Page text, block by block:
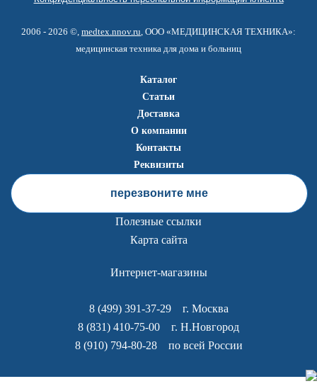
2006 - 2026 ©, medtex.nnov.ru, ООО «МЕДИЦИНСКАЯ ТЕХНИКА»:
медицинская техника для дома и больниц
Каталог
Статьи
Доставка
О компании
Контакты
Реквизиты
перезвоните мне
Полезные ссылки
Карта сайта
Интернет-магазины
8 (499) 391-37-29г. Москва
8 (831) 410-75-00 г. Н.Новгород
8 (910) 794-80-28по всей России